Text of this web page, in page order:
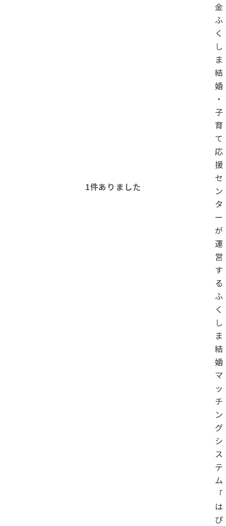
1件ありました
金
ふ
く
し
ま
結
婚
・
子
育
て
応
援
セ
ン
タ
ー
が
運
営
す
る
ふ
く
し
ま
結
婚
マ
ッ
チ
ン
グ
シ
ス
テ
ム
「
は
ぴ